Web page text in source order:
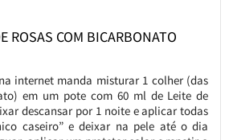
ROSAS COM BICARBONATO
internet manda misturar 1 colher (das
em um pote com 60 ml de Leite de
descansar por 1 noite e aplicar todas
caseiro” e deixar na pele até o dia